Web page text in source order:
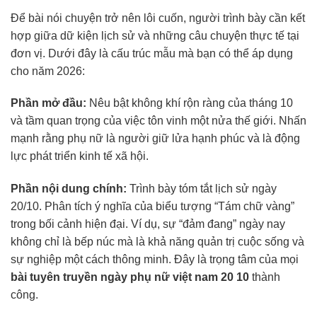
Để bài nói chuyện trở nên lôi cuốn, người trình bày cần kết
hợp giữa dữ kiện lịch sử và những câu chuyện thực tế tại
đơn vị. Dưới đây là cấu trúc mẫu mà bạn có thể áp dụng
cho năm 2026:
Phần mở đầu: Nêu bật không khí rộn ràng của tháng 10
và tầm quan trọng của việc tôn vinh một nửa thế giới. Nhấn
mạnh rằng phụ nữ là người giữ lửa hạnh phúc và là động
lực phát triển kinh tế xã hội.
Phần nội dung chính: Trình bày tóm tắt lịch sử ngày
20/10. Phân tích ý nghĩa của biểu tượng “Tám chữ vàng”
trong bối cảnh hiện đại. Ví dụ, sự “đảm đang” ngày nay
không chỉ là bếp núc mà là khả năng quản trị cuộc sống và
sự nghiệp một cách thông minh. Đây là trọng tâm của mọi
bài tuyên truyền ngày phụ nữ việt nam 20 10 thành
công.